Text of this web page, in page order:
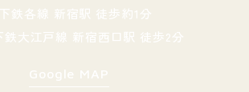
鉄各線 新宿駅 徒歩約1分
鉄大江戸線 新宿西口駅 徒歩2分
Google MAP